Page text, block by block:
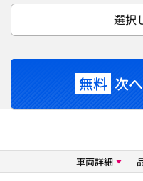
選択
無料 次
車両詳細